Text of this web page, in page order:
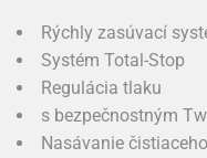
Rýchly zasúvací
Systém Total-Stop
Regulácia tlaku
s bezpečnostným
Nasávanie